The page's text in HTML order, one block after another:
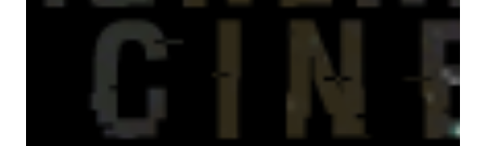
succede un bel niente. E non ha nemmeno un finale ._.
finisce esattamente nel bel mezzo della storia (anzi, quale
"mezzo" della storia? Questa storia ha praticamente solo